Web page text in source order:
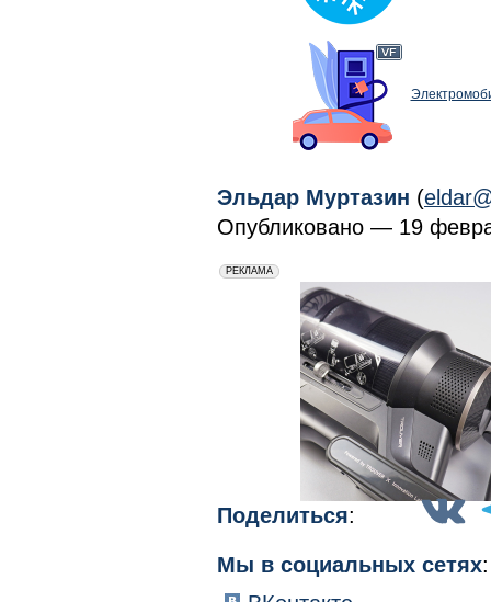
Эльдар Муртазин (
Опубликовано — 19
erid: 2VfnxxmNzs5
РЕКЛАМА
Поделиться:
Мы в социальных сетях: